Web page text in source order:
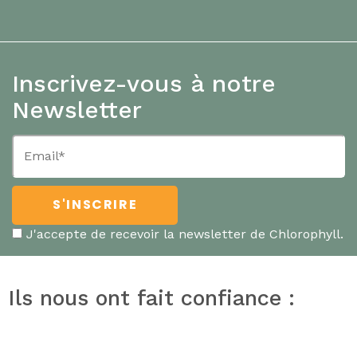
Inscrivez-vous à notre
Newsletter
J'accepte de recevoir la newsletter de Chlorophyll.
Ils nous ont fait confiance :